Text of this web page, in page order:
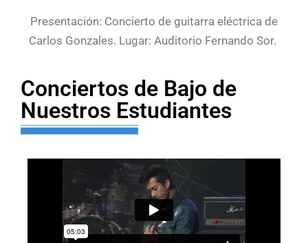
Presentación: Concierto de guitarra eléctrica de
Carlos Gonzales. Lugar: Auditorio Fernando Sor.
Conciertos de Bajo de
Nuestros Estudiantes